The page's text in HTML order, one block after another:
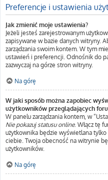
Preferencje i ustawienia
Jak zmienić moje ustawienia?
Jeżeli jesteś zarejestrowanym
zapisywane w bazie danych witryny.
zarządzania swoim kontem. W tym
ustawień i preferencji. Odnośnik do
zazwyczaj na górze stron witryny.
Na górę
W jaki sposób można zapobiec
użytkowników przeglądających
W panelu zarządzania kontem, w
Nie pokazuj statusu online. Włącz tę
użytkownika będzie wyświetlana
ciebie. Twoja obecność na witrynie
użytkowników.
Na górę